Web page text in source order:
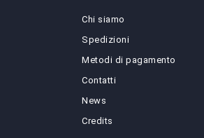
Chi siamo
Spedizioni
Metodi di pagamento
Contatti
News
Credits